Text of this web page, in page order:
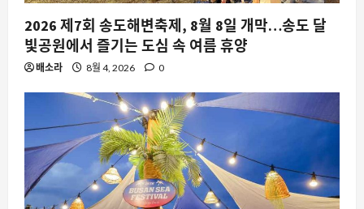
2026 제7회 송도해변축제, 8월 8일 개막…송도 달
빛공원에서 즐기는 도심 속 여름 휴양
배소라 8월 4, 2026 0
자동차
쉐보레 카마로의 변신, 쿠페에서 4도어